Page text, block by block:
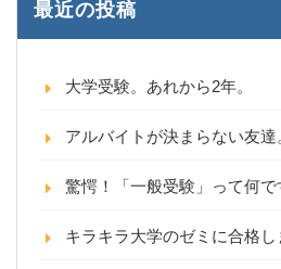
最近の投稿
大学受験。あれから2年。
アルバイトが決まらない友達
驚愕！「一般受験」って何で
キラキラ大学のゼミに合格し